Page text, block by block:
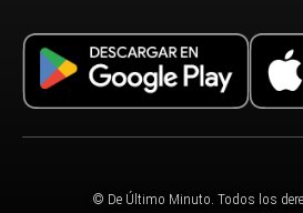
© De Último Minuto. Todos los